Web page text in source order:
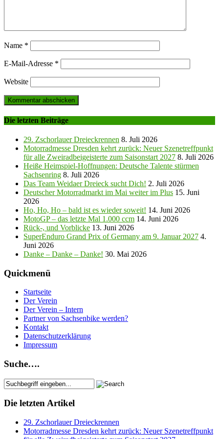
Name *
E-Mail-Adresse *
Website
Die letzten Beiträge
29. Zschorlauer Dreieckrennen 8. Juli 2026
Motorradmesse Dresden kehrt zurück: Neuer Szenetreffpunkt
für alle Zweiradbeigeisterte zum Saisonstart 2027 8. Juli 2026
Heiße Heimspiel-Hoffnungen: Deutsche Talente stürmen
Sachsenring 8. Juli 2026
Das Team Weidaer Dreieck sucht Dich! 2. Juli 2026
Deutscher Motorradmarkt im Mai weiter im Plus 15. Juni
2026
Ho, Ho, Ho – bald ist es wieder soweit! 14. Juni 2026
MotoGP – das letzte Mal 1.000 ccm 14. Juni 2026
Rück-, und Vorblicke 13. Juni 2026
SuperEnduro Grand Prix of Germany am 9. Januar 2027 4.
Juni 2026
Danke – Danke – Danke! 30. Mai 2026
Quickmenü
Startseite
Der Verein
Der Verein – Intern
Partner von Sachsenbike werden?
Kontakt
Datenschutzerklärung
Impressum
Suche….
Die letzten Artikel
29. Zschorlauer Dreieckrennen
Motorradmesse Dresden kehrt zurück: Neuer Szenetreffpunkt